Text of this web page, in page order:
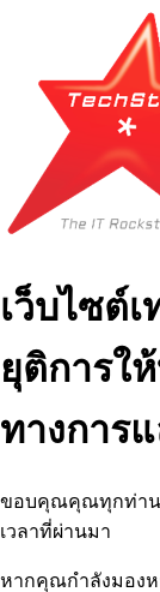
เว็บไซต์
ยุติการใ
ทางการ
ขอบคุณคุณทุกท่าน
เวลาที่ผ่านมา
หากคุณกำลังมองห